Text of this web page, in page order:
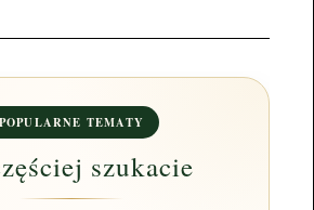
POPULARNE TEMATY
szukacie